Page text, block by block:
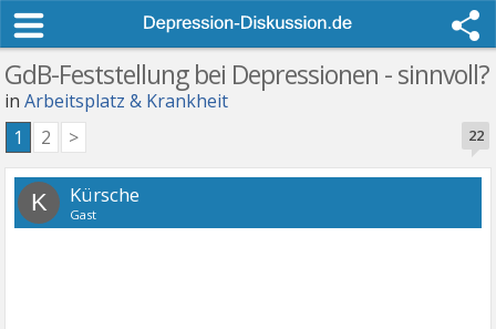
GdB-Feststellung bei Depressionen - sinnvoll?
inArbeitsplatz & Krankheit
22
1 2 >
K Kürsche
Gast